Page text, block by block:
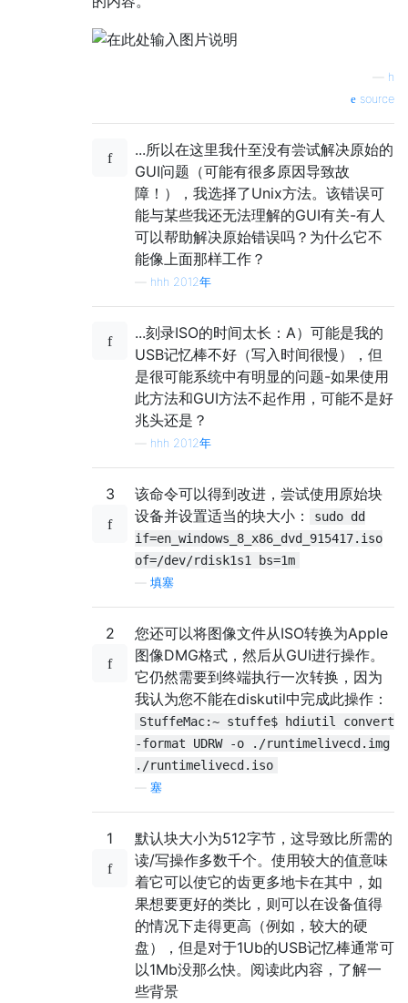
h
source
...所以在这里我什至没有尝试解决原始的
GUI问题（可能有很多原因导致故
障！），我选择了Unix方法。该错误可
能与某些我还无法理解的GUI有关-有人
可以帮助解决原始错误吗？为什么它不
能像上面那样工作？
hhh 2012年
...刻录ISO的时间太长：A）可能是我的
USB记忆棒不好（写入时间很慢），但
是很可能系统中有明显的问题-如果使用
此方法和GUI方法不起作用，可能不是好
兆头还是？
hhh 2012年
3
该命令可以得到改进，尝试使用原始块
设备并设置适当的块大小：
sudo dd
if=en_windows_8_x86_dvd_915417.iso
of=/dev/rdisk1s1 bs=1m
填塞
2
您还可以将图像文件从ISO转换为Apple
图像DMG格式，然后从GUI进行操作。
它仍然需要到终端执行一次转换，因为
我认为您不能在diskutil中完成此操作：
StuffeMac:~ stuffe$ hdiutil convert
-format UDRW -o ./runtimelivecd.img
./runtimelivecd.iso
塞
1
默认块大小为512字节，这导致比所需的
读/写操作多数千个。使用较大的值意味
着它可以使它的齿更多地卡在其中，如
果想要更好的类比，则可以在设备值得
的情况下走得更高（例如，较大的硬
盘），但是对于1Ub的USB记忆棒通常可
以1Mb没那么快。阅读此内容，了解一
些背景